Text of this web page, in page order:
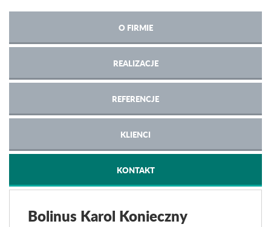
O FIRMIE
REALIZACJE
REFERENCJE
KLIENCI
KONTAKT
Bolinus Karol Konieczny